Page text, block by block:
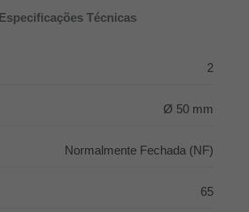
Especificações Técnicas
2
Ø 50 mm
Normalmente Fechada (NF)
65